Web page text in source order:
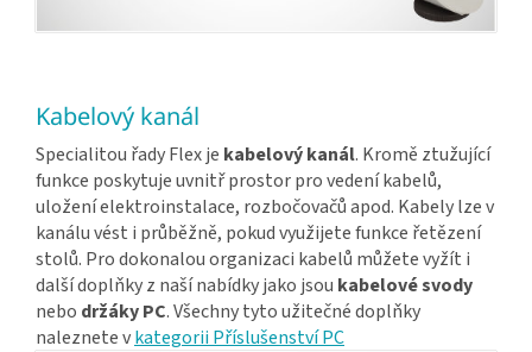
Kabelový kanál
Specialitou řady Flex je kabelový kanál. Kromě ztužující
funkce poskytuje uvnitř prostor pro vedení kabelů,
uložení elektroinstalace, rozbočovačů apod. Kabely lze v
kanálu vést i průběžně, pokud využijete funkce řetězení
stolů. Pro dokonalou organizaci kabelů můžete vyžít i
další doplňky z naší nabídky jako jsou kabelové svody
nebo držáky PC. Všechny tyto užitečné doplňky
naleznete vkategorii Příslušenství PC